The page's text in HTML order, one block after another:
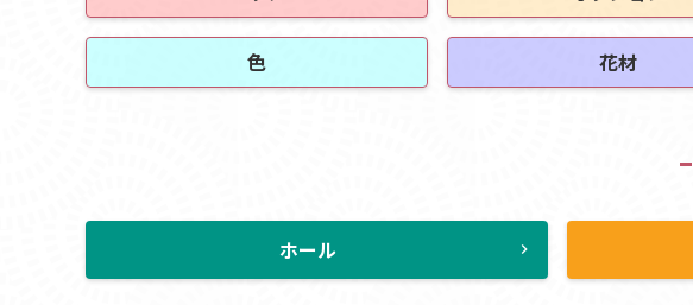
色 花材
ホール chevron_right